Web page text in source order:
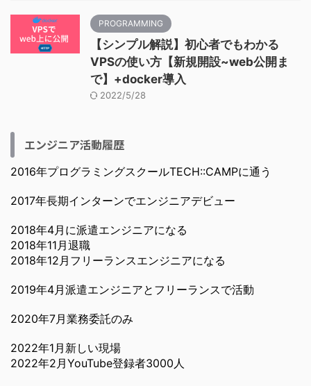
PROGRAMMING
【シンプル解説】初心者でもわかる
VPSの使い方【新規開設~web公開ま
で】+docker導入
2022/5/28
エンジニア活動履歴
2016年プログラミングスクールTECH::CAMPに通う
2017年長期インターンでエンジニアデビュー
2018年4月に派遣エンジニアになる
2018年11月退職
2018年12月フリーランスエンジニアになる
2019年4月派遣エンジニアとフリーランスで活動
2020年7月業務委託のみ
2022年1月新しい現場
2022年2月YouTube登録者3000人